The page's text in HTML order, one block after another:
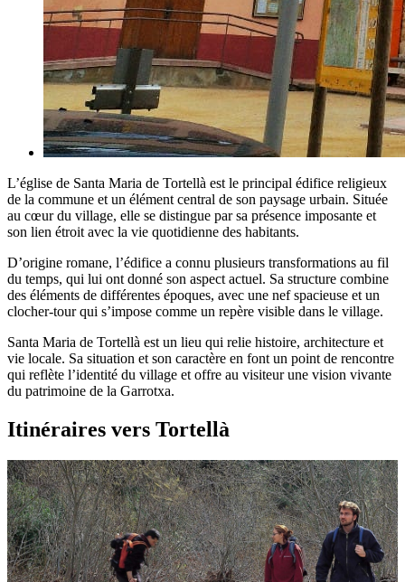
L’église de Santa Maria de Tortellà est le principal édifice religieux
de la commune et un élément central de son paysage urbain. Située
au cœur du village, elle se distingue par sa présence imposante et
son lien étroit avec la vie quotidienne des habitants.
D’origine romane, l’édifice a connu plusieurs transformations au fil
du temps, qui lui ont donné son aspect actuel. Sa structure combine
des éléments de différentes époques, avec une nef spacieuse et un
clocher-tour qui s’impose comme un repère visible dans le village.
Santa Maria de Tortellà est un lieu qui relie histoire, architecture et
vie locale. Sa situation et son caractère en font un point de rencontre
qui reflète l’identité du village et offre au visiteur une vision vivante
du patrimoine de la Garrotxa.
Itinéraires vers Tortellà